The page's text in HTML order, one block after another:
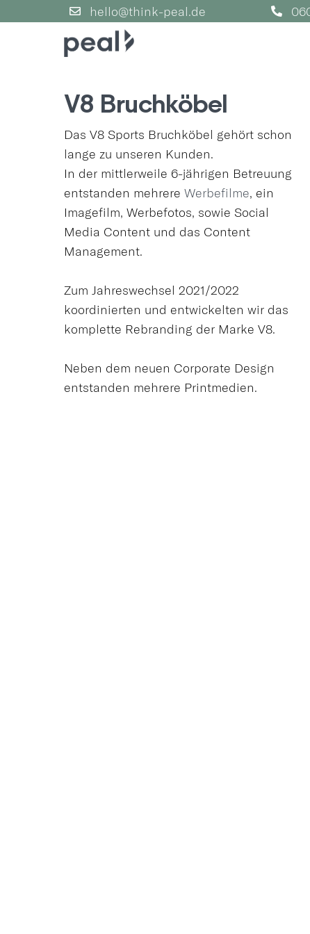
to
hello@think-peal.de
V8 Bruchköbel
Das V8 Sports Bruchköbel gehört schon
lange zu unseren Kunden.
In der mittlerweile 6-jährigen Betreuung
entstanden mehrere Werbefilme, ein
Imagefilm, Werbefotos, sowie Social
Media Content und das Content
Management.
Zum Jahreswechsel 2021/2022
koordinierten und entwickelten wir das
komplette Rebranding der Marke V8.
Neben dem neuen Corporate Design
entstanden mehrere Printmedien.